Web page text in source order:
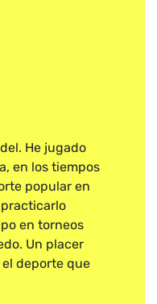
He jugado
en los tiempos
popular en
practicarlo
en torneos
Un placer
deporte que